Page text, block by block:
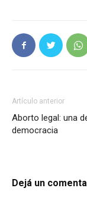
Artículo anterior
Aborto legal: una
democracia
Dejá un